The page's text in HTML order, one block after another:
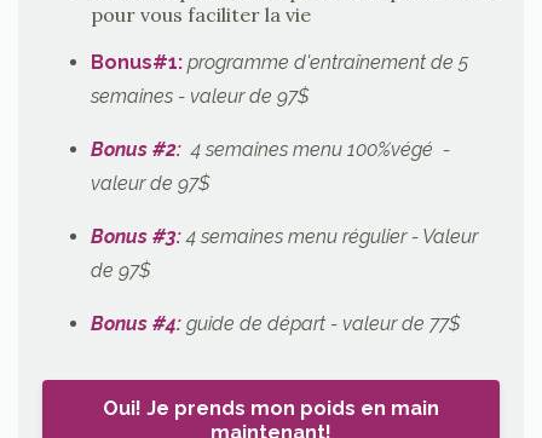
pour vous faciliter la vie
Bonus#1: programme d'entraînement de 5
semaines - valeur de 97$
Bonus #2: 4 semaines menu 100%végé -
valeur de 97$
Bonus #3: 4 semaines menu régulier - Valeur
de 97$
Bonus #4: guide de départ - valeur de 77$
Oui! Je prends mon poids en main
maintenant!